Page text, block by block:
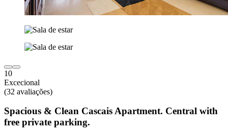
10
Excecional
(32 avaliações)
Spacious & Clean Cascais Apartment. Central with
free private parking.